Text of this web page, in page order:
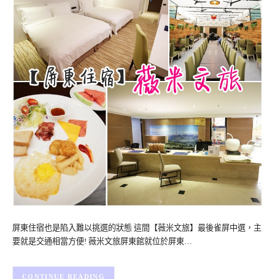
屏東住宿也是陷入難以挑選的狀態 這間【薇米文旅】最後雀屏中選，主
要就是交通相當方便! 薇米文旅屏東館就位於屏東…
CONTINUE READING